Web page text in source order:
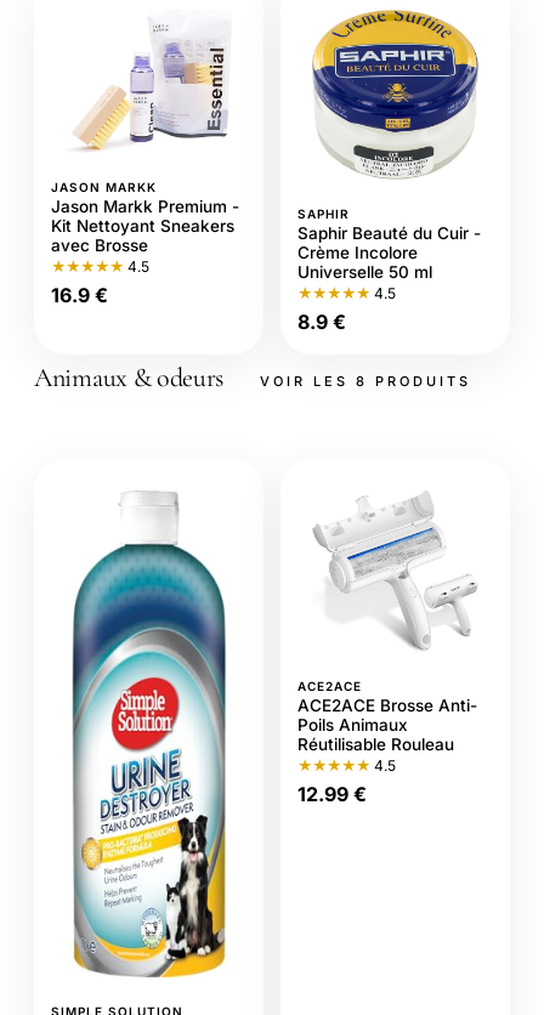
JASON MARKK
Jason Markk Premium -
Kit Nettoyant Sneakers
avec Brosse
★★★★★ 4.5
16.9 €
SAPHIR
Saphir Beauté du Cuir -
Crème Incolore
Universelle 50 ml
★★★★★ 4.5
8.9 €
Animaux & odeurs VOIR LES 8 PRODUITS
SIMPLE SOLUTION
ACE2ACE
ACE2ACE Brosse Anti-
Poils Animaux
Réutilisable Rouleau
★★★★★ 4.5
12.99 €